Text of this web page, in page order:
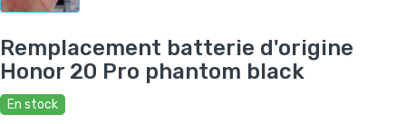
Remplacement batterie d'origine
Honor 20 Pro phantom black
En stock